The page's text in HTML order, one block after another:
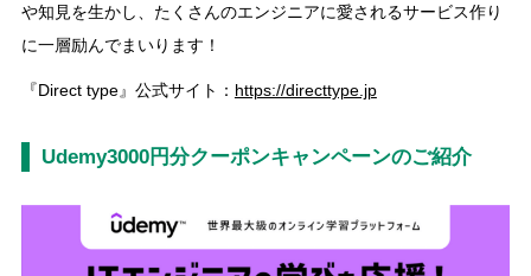
や知見を生かし、たくさんのエンジニアに愛されるサービス作り
に一層励んでまいります！
『Direct type』公式サイト： https://directtype.jp
Udemy3000円分クーポンキャンペーンのご紹介